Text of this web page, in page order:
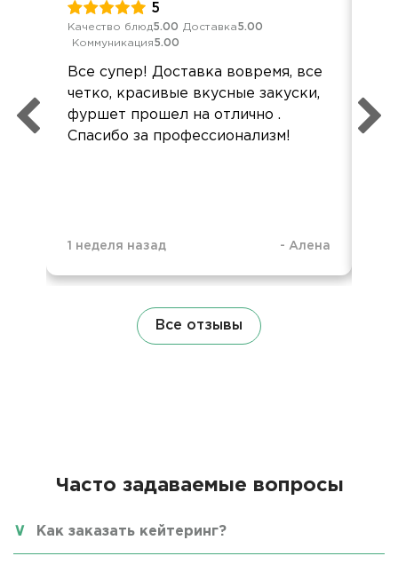
5
Качество блюд5.00 Доставка5.00
Коммуникация5.00
Все супер! Доставка вовремя, все
четко, красивые вкусные закуски,
фуршет прошел на отлично .
Спасибо за профессионализм!
1 неделя назад - Алена
Все отзывы
Часто задаваемые вопросы
Как заказать кейтеринг?